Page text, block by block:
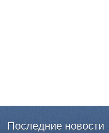
Последние новости